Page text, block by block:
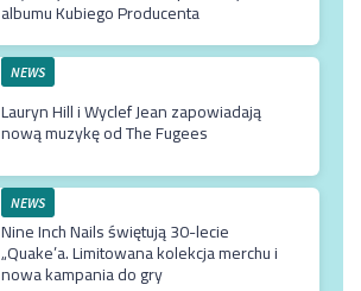
albumu Kubiego Producenta
NEWS
Lauryn Hill i Wyclef Jean zapowiadają
nową muzykę od The Fugees
NEWS
Nine Inch Nails świętują 30-lecie
„Quake’a. Limitowana kolekcja merchu i
nowa kampania do gry